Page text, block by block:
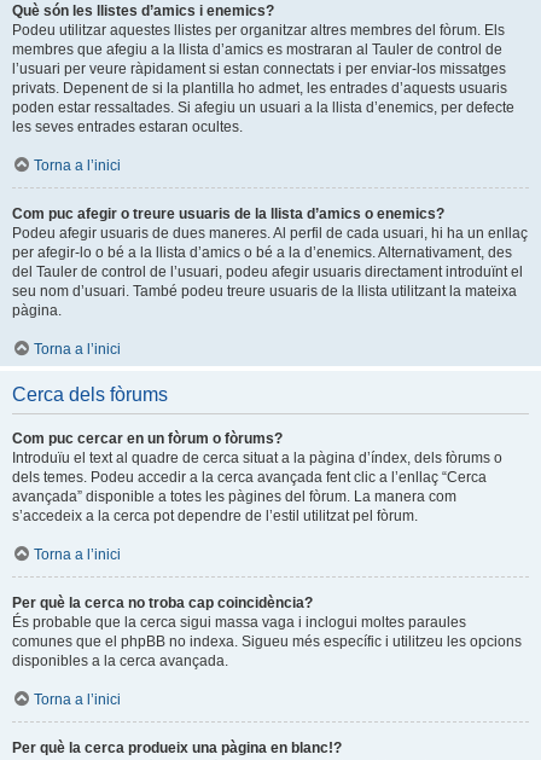
Què són les llistes d’amics i enemics?
Podeu utilitzar aquestes llistes per organitzar altres membres del fòrum. Els
membres que afegiu a la llista d’amics es mostraran al Tauler de control de
l’usuari per veure ràpidament si estan connectats i per enviar-los missatges
privats. Depenent de si la plantilla ho admet, les entrades d’aquests usuaris
poden estar ressaltades. Si afegiu un usuari a la llista d’enemics, per defecte
les seves entrades estaran ocultes.
Torna a l’inici
Com puc afegir o treure usuaris de la llista d’amics o enemics?
Podeu afegir usuaris de dues maneres. Al perfil de cada usuari, hi ha un enllaç
per afegir-lo o bé a la llista d’amics o bé a la d’enemics. Alternativament, des
del Tauler de control de l’usuari, podeu afegir usuaris directament introduïnt el
seu nom d’usuari. També podeu treure usuaris de la llista utilitzant la mateixa
pàgina.
Torna a l’inici
Cerca dels fòrums
Com puc cercar en un fòrum o fòrums?
Introduïu el text al quadre de cerca situat a la pàgina d’índex, dels fòrums o
dels temes. Podeu accedir a la cerca avançada fent clic a l’enllaç “Cerca
avançada” disponible a totes les pàgines del fòrum. La manera com
s’accedeix a la cerca pot dependre de l’estil utilitzat pel fòrum.
Torna a l’inici
Per què la cerca no troba cap coincidència?
És probable que la cerca sigui massa vaga i inclogui moltes paraules
comunes que el phpBB no indexa. Sigueu més específic i utilitzeu les opcions
disponibles a la cerca avançada.
Torna a l’inici
Per què la cerca produeix una pàgina en blanc!?